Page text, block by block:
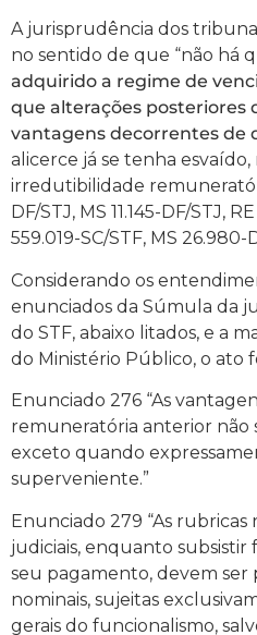
A jurisprudência dos
no sentido de que “não há
adquirido a regime de
que alterações posteriores
vantagens decorrentes de
alicerce já se tenha
irredutibilidade
DF/STJ, MS 11.145-DF/STJ,
559.019-SC/STF, MS 26.980-
Considerando os
enunciados da Súmula da
do STF, abaixo litados, e a
do Ministério Público, o ato
Enunciado 276 “As
remuneratória anterior não
exceto quando
superveniente.”
Enunciado 279 “As
judiciais, enquanto
seu pagamento, devem ser
nominais, sujeitas
gerais do funcionalismo,